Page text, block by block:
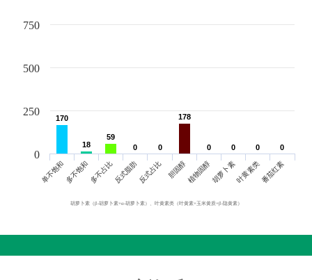
胡萝卜素（β-胡萝卜素+α-胡萝卜素）、叶黄素类（叶黄素+玉米黄质+β-隐黄素）
170
170
18
18
59
59
0
0 0
0
178
178
0
0 0
0 0
0 0
0
单不饱和多不饱和多不占比反式脂肪反式占比 胆固醇植物固醇胡萝卜素叶黄素类番茄红素
0
250
500
750